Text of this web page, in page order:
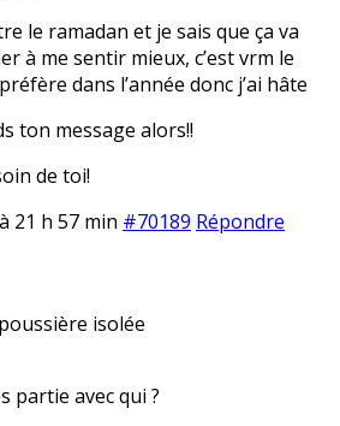
le ramadan et je sais que ça va
à me sentir mieux, c’est vrm le
dans l’année donc j’ai hâte
ton message alors!!
de toi!
21 h 57 min #70189 Répondre
isolée
partie avec qui ?